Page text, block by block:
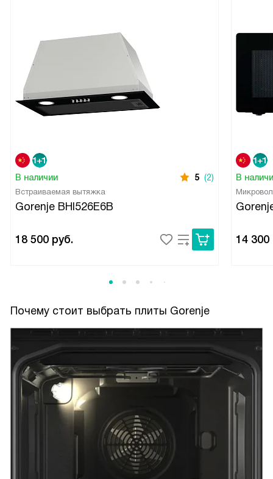
В наличии 5 (2)
Встраиваемая вытяжка
Gorenje BHI526E6B
18 500 руб.
В
14 300
Почему стоит выбрать плиты Gorenje